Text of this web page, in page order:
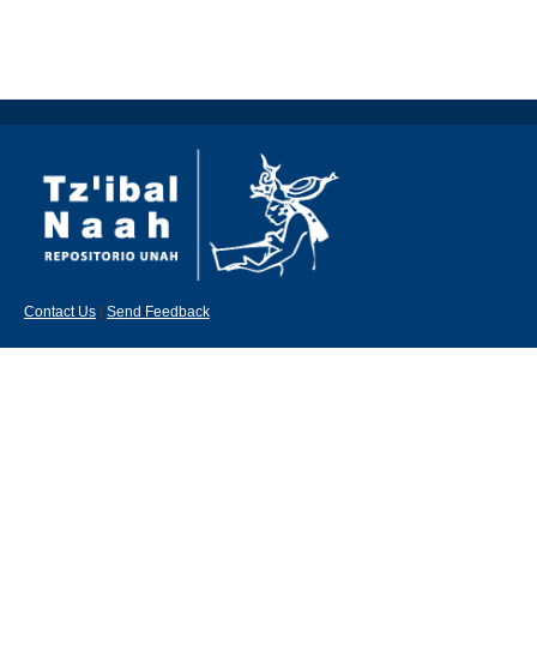
Contact Us Send Feedback